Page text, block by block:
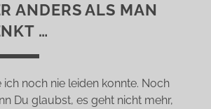
ANDERS ALS MAN
…
ich noch nie leiden konnte. Noch
Du glaubst, es geht nicht mehr,